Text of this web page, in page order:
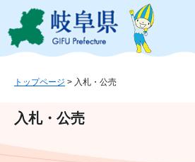
ジ
ュ
文
このページの本文へ
トップページ > 入札・公売
入札・公売